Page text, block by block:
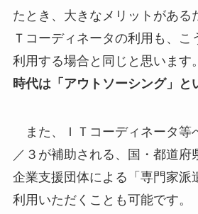
たとき、大きなメリットがある
Ｔコーディネータの利用も、こ
利用する場合と同じと思います。
時代は「アウトソーシング」と
また、ＩＴコーディネータ等
／３が補助される、国・都道府
企業支援団体による「専門家派
利用いただくことも可能です。